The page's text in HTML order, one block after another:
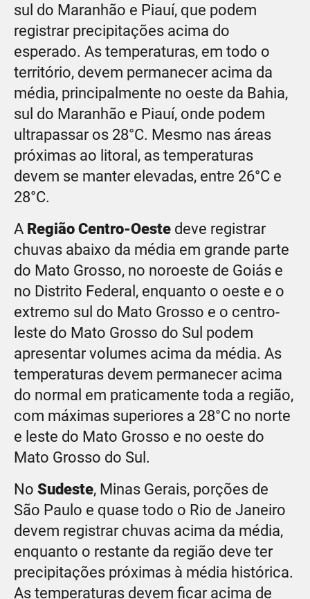
sul do Maranhão e Piauí, que podem
registrar precipitações acima do
esperado. As temperaturas, em todo o
território, devem permanecer acima da
média, principalmente no oeste da Bahia,
sul do Maranhão e Piauí, onde podem
ultrapassar os 28°C. Mesmo nas áreas
próximas ao litoral, as temperaturas
devem se manter elevadas, entre 26°C e
28°C.
A Região Centro-Oeste deve registrar
chuvas abaixo da média em grande parte
do Mato Grosso, no noroeste de Goiás e
no Distrito Federal, enquanto o oeste e o
extremo sul do Mato Grosso e o centro-
leste do Mato Grosso do Sul podem
apresentar volumes acima da média. As
temperaturas devem permanecer acima
do normal em praticamente toda a região,
com máximas superiores a 28°C no norte
e leste do Mato Grosso e no oeste do
Mato Grosso do Sul.
No Sudeste, Minas Gerais, porções de
São Paulo e quase todo o Rio de Janeiro
devem registrar chuvas acima da média,
enquanto o restante da região deve ter
precipitações próximas à média histórica.
As temperaturas devem ficar acima de